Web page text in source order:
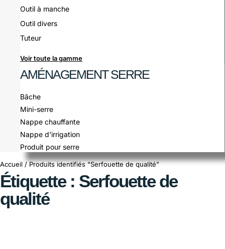
Outil à manche
Outil divers
Tuteur
Voir toute la gamme
AMÉNAGEMENT SERRE
Bâche
Mini-serre
Nappe chauffante
Nappe d'irrigation
Produit pour serre
Accueil / Produits identifiés “Serfouette de qualité”
Étiquette : Serfouette de
qualité